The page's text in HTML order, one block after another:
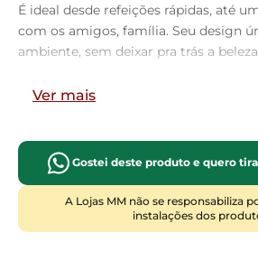
É ideal desde refeições rápidas, até
com os amigos, família. Seu design
ambiente, sem deixar pra trás a
possui assento e encosto estofados,
Possui altura ideal, garantindo o
ambiente, otimizando seu espaço e
máximo conforto. Pode ser usada em
americana, home bar, ou área
Ver mais
Gostei deste produto e quero
A Lojas MM não se responsabiliza
instalações dos